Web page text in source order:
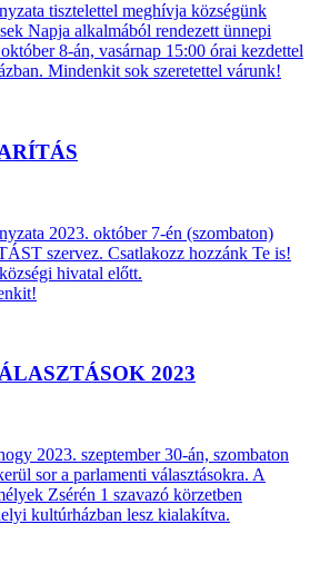
tisztelettel meghívja községünk
Napja alkalmából rendezett ünnepi
8-án, vasárnap 15:00 órai kezdettel
Mindenkit sok szeretettel várunk!
2023. október 7-én (szombaton)
szervez. Csatlakozz hozzánk Te is!
hivatal előtt.
2023
2023. szeptember 30-án, szombaton
sor a parlamenti választásokra. A
Zsérén 1 szavazó körzetben
kultúrházban lesz kialakítva.